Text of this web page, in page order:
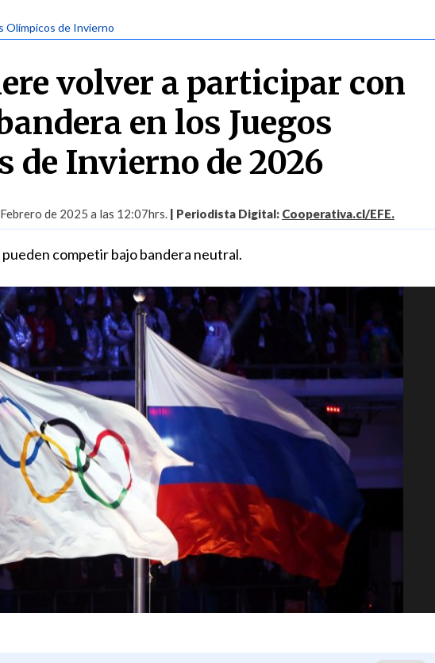
Olímpicos de Invierno
volver a participar con
en los Juegos
de Invierno de 2026
de 2025 a las 12:07hrs. | Periodista Digital: Cooperativa.cl/EFE.
pueden competir bajo bandera neutral.